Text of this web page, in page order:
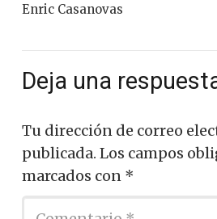
Enric Casanovas
Deja una
Tu dirección de correo
publicada. Los campos
marcados con *